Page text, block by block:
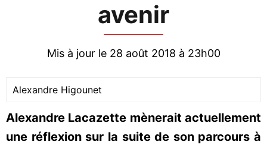
avenir
Mis à jour le 28 août 2018 à 23h00
Alexandre Higounet
Alexandre Lacazette mènerait actuellement
une réflexion sur la suite de son parcours à